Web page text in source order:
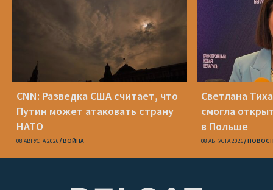
CNN: Разведка США считает, что
Путин может атаковать страну
НАТО
08 АВГУСТА 2026 ВОЙНА
Светлана
смогла
в Польше
08 АВГУСТА 2026